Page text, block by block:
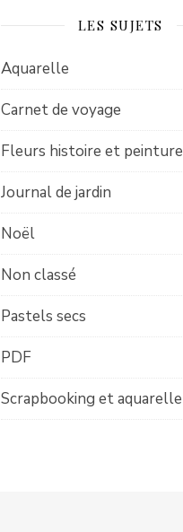
LES SUJETS
Aquarelle
Carnet de voyage
Fleurs histoire et peinture
Journal de jardin
Noël
Non classé
Pastels secs
PDF
Scrapbooking et aquarelle